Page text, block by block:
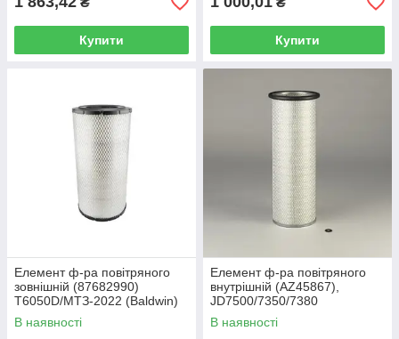
Купити Купити
Елемент ф-ра повітряного
зовнішній (87682990)
T6050D/МТЗ-2022 (Baldwin)
В наявності
Елемент ф-ра повітряного
внутрішній (AZ45867),
JD7500/7350/7380
(Donaldson)
В наявності